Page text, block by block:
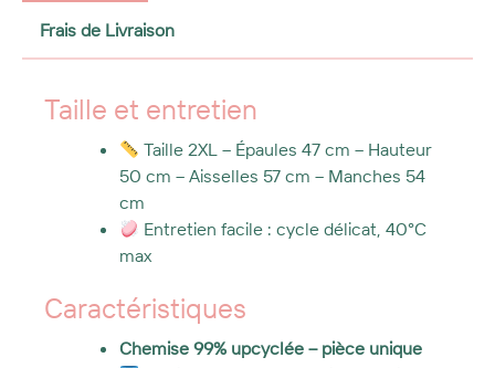
Frais de Livraison
Taille et entretien
Taille 2XL – Épaules 47 cm – Hauteur
50 cm – Aisselles 57 cm – Manches 54
cm
Entretien facile : cycle délicat, 40°C
max
Caractéristiques
Chemise 99% upcyclée – pièce unique